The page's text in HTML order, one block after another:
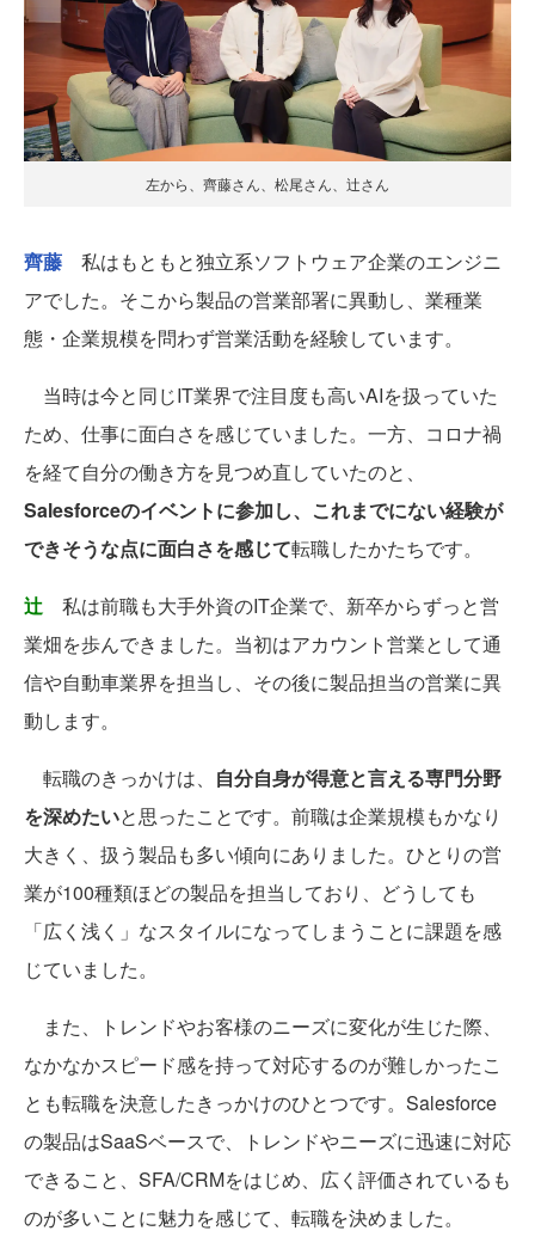
左から、齊藤さん、松尾さん、辻さん
齊藤 私はもともと独立系ソフトウェア企業のエンジニ
アでした。そこから製品の営業部署に異動し、業種業
態・企業規模を問わず営業活動を経験しています。
当時は今と同じIT業界で注目度も高いAIを扱っていた
ため、仕事に面白さを感じていました。一方、コロナ禍
を経て自分の働き方を見つめ直していたのと、
Salesforceのイベントに参加し、これまでにない経験が
できそうな点に面白さを感じて転職したかたちです。
辻 私は前職も大手外資のIT企業で、新卒からずっと営
業畑を歩んできました。当初はアカウント営業として通
信や自動車業界を担当し、その後に製品担当の営業に異
動します。
転職のきっかけは、 自分自身が得意と言える専門分野
を深めたいと思ったことです。前職は企業規模もかなり
大きく、扱う製品も多い傾向にありました。ひとりの営
業が100種類ほどの製品を担当しており、どうしても
「広く浅く」なスタイルになってしまうことに課題を感
じていました。
また、トレンドやお客様のニーズに変化が生じた際、
なかなかスピード感を持って対応するのが難しかったこ
とも転職を決意したきっかけのひとつです。Salesforce
の製品はSaaSベースで、トレンドやニーズに迅速に対応
できること、SFA/CRMをはじめ、広く評価されているも
のが多いことに魅力を感じて、転職を決めました。